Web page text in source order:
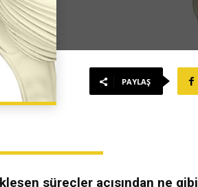
PAYLAŞ
süreçler açısından ne gibi